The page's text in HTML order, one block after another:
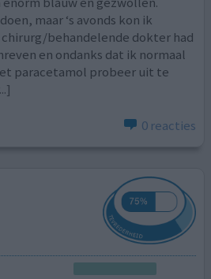
maar ‘s avonds kon ik
chirurg/behandelende dokter had
en ondanks dat ik normaal
paracetamol probeer uit te
0 reacties